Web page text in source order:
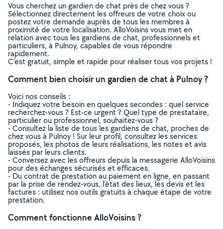
Vous cherchez un gardien de chat près de chez vous ?
Sélectionnez directement les offreurs de votre choix ou
postez votre demande auprès de tous les membres à
proximité de votre localisation. AlloVoisins vous met en
relation avec tous les gardiens de chat, professionnels et
particuliers, à Pulnoy, capables de vous répondre
rapidement.
C’est gratuit, simple et rapide pour réaliser tous vos projets !
Comment bien choisir un gardien de chat à Pulnoy ?
Voici nos conseils :
- Indiquez votre besoin en quelques secondes : quel service
recherchez-vous ? Est-ce urgent ? Quel type de prestataire,
particulier ou professionnel, souhaitez-vous ?
- Consultez la liste de tous les gardiens de chat, proches de
chez vous à Pulnoy ! Sur leur profil, consultez les services
proposés, les photos de leurs réalisations, les notes et avis
laissés par leurs clients.
- Conversez avec les offreurs depuis la messagerie AlloVoisins
pour des échanges sécurisés et efficaces.
- Du contrat de prestation au paiement en ligne, en passant
par la prise de rendez-vous, l’état des lieux, les devis et les
factures : utilisez nos outils gratuits à chaque étape de votre
prestation.
Comment fonctionne AlloVoisins ?